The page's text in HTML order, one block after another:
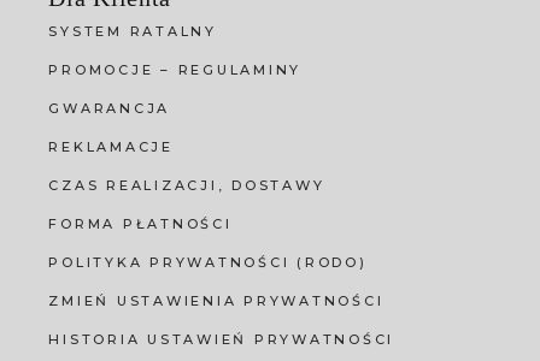
SYSTEM RATALNY
PROMOCJE – REGULAMINY
GWARANCJA
REKLAMACJE
CZAS REALIZACJI, DOSTAWY
FORMA PŁATNOŚCI
POLITYKA PRYWATNOŚCI (RODO)
ZMIEŃ USTAWIENIA PRYWATNOŚCI
HISTORIA USTAWIEŃ PRYWATNOŚCI